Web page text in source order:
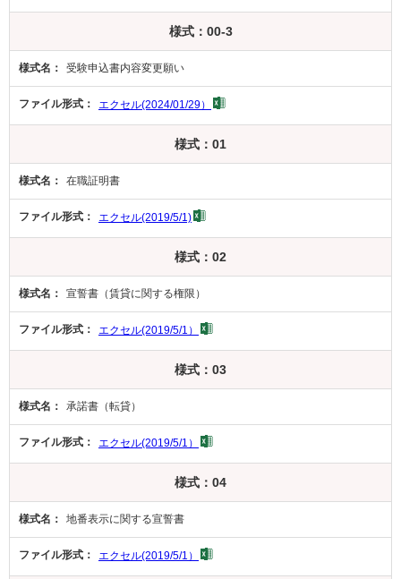
様式：00-3
受験申込書内容変更願い
エクセル(2024/01/29）
様式：01
在職証明書
エクセル(2019/5/1)
様式：02
宣誓書（賃貸に関する権限）
エクセル(2019/5/1）
様式：03
承諾書（転貸）
エクセル(2019/5/1）
様式：04
地番表示に関する宣誓書
エクセル(2019/5/1）